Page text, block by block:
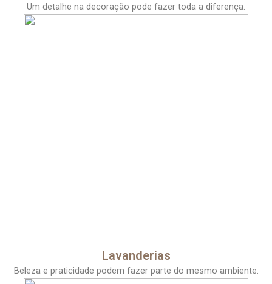
Um detalhe na decoração pode fazer toda a diferença.
Lavanderias
Beleza e praticidade podem fazer parte do mesmo ambiente.